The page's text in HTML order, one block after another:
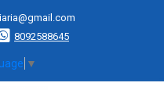
8092588645
▼